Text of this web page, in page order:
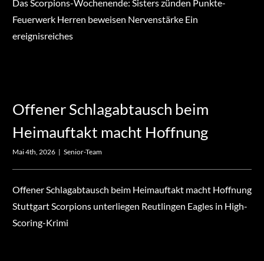
Das Scorpions-Wochenende: Sisters zünden Punkte-
Feuerwerk Herren beweisen Nervenstärke Ein
ereignisreiches
Offener Schlagabtausch beim
Heimauftakt macht Hoffnung
Mai 4th, 2026 | Senior-Team
Offener Schlagabtausch beim Heimauftakt macht Hoffnung
Stuttgart Scorpions unterliegen Reutlingen Eagles in High-
Scoring-Krimi